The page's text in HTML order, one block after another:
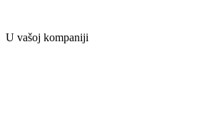
U vašoj kompaniji